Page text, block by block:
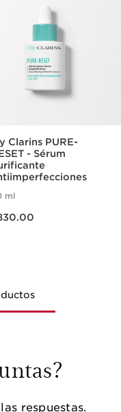
Clarins PURE-
- Sérum
ml
respuestas.